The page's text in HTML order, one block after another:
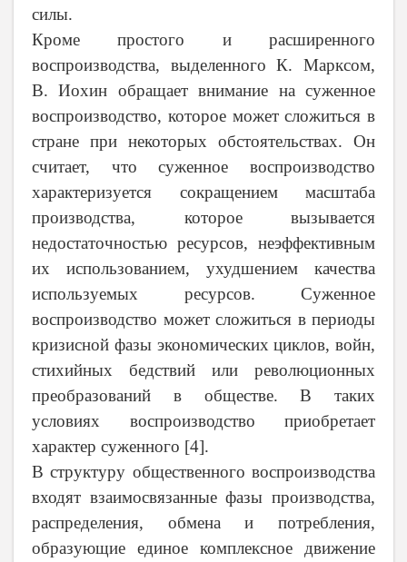
силы.
Кроме простого и расширенного
воспроизводства, выделенного К. Марксом,
В. Иохин обращает внимание на суженное
воспроизводство, которое может сложиться в
стране при некоторых обстоятельствах. Он
считает, что суженное воспроизводство
характеризуется сокращением масштаба
производства, которое вызывается
недостаточностью ресурсов, неэффективным
их использованием, ухудшением качества
используемых ресурсов. Суженное
воспроизводство может сложиться в периоды
кризисной фазы экономических циклов, войн,
стихийных бедствий или революционных
преобразований в обществе. В таких
условиях воспроизводство приобретает
характер суженного [4].
В структуру общественного воспроизводства
входят взаимосвязанные фазы производства,
распределения, обмена и потребления,
образующие единое комплексное движение